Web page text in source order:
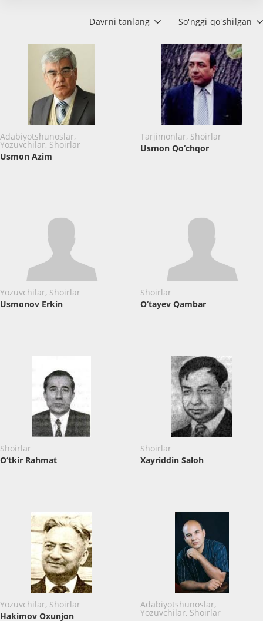
So'nggi qo'shilgan
Davrni tanlang
Adabiyotshunoslar,
Yozuvchilar, Shoirlar
Usmon Azim
Tarjimonlar, Shoirlar
Usmon Qo‘chqor
Yozuvchilar, Shoirlar
Usmonov Erkin
Shoirlar
O‘tayev Qambar
Shoirlar
O‘tkir Rahmat
Shoirlar
Xayriddin Saloh
Yozuvchilar, Shoirlar
Hakimov Oxunjon
Adabiyotshunoslar,
Yozuvchilar, Shoirlar